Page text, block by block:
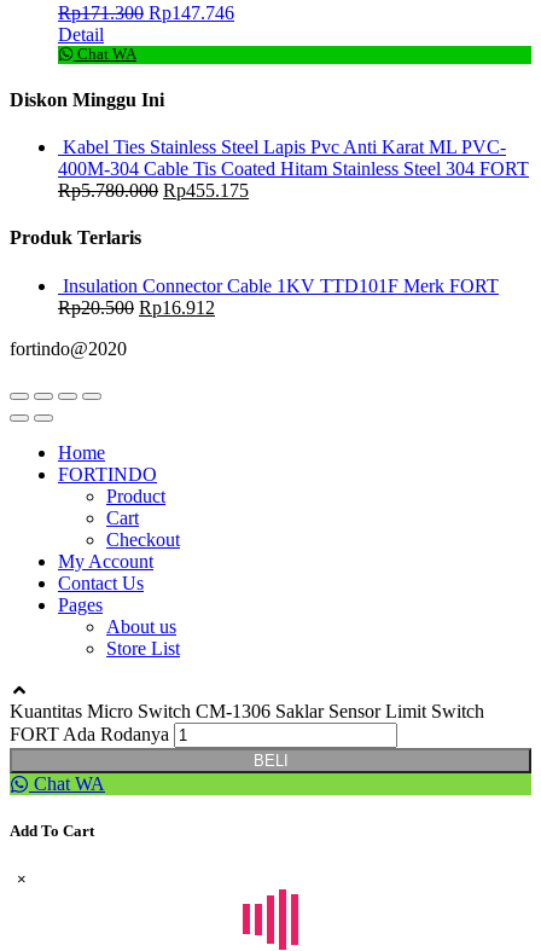
Rp171.300 Rp147.746
Detail
Chat WA
Diskon Minggu Ini
Kabel Ties Stainless Steel Lapis Pvc Anti Karat ML PVC-
400M-304 Cable Tis Coated Hitam Stainless Steel 304 FORT
Rp5.780.000 Rp455.175
Produk Terlaris
Insulation Connector Cable 1KV TTD101F Merk FORT
Rp20.500 Rp16.912
fortindo@2020
Home
FORTINDO
Product
Cart
Checkout
My Account
Contact Us
Pages
About us
Store List
Kuantitas Micro Switch CM-1306 Saklar Sensor Limit Switch
FORT Ada Rodanya
BELI
Chat WA
Add To Cart
×